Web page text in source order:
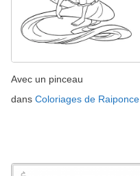
Avec un pinceau
dans Coloriages de Raiponce